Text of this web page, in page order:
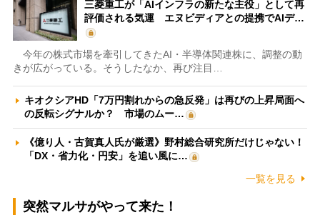
三菱重工が「AIインフラの新たな主役」として再
評価される気運 エヌビディアとの提携でAIデ…
今年の株式市場を牽引してきたAI・半導体関連株に、調整の動
きが広がっている。そうしたなか、再び注目…
キオクシアHD「7万円割れからの急反発」は再びの上昇局面へ
の反転シグナルか？ 市場のムー…
《億り人・古賀真人氏が厳選》野村総合研究所だけじゃない！
「DX・省力化・円安」を追い風に…
一覧を見る
突然マルサがやって来た！